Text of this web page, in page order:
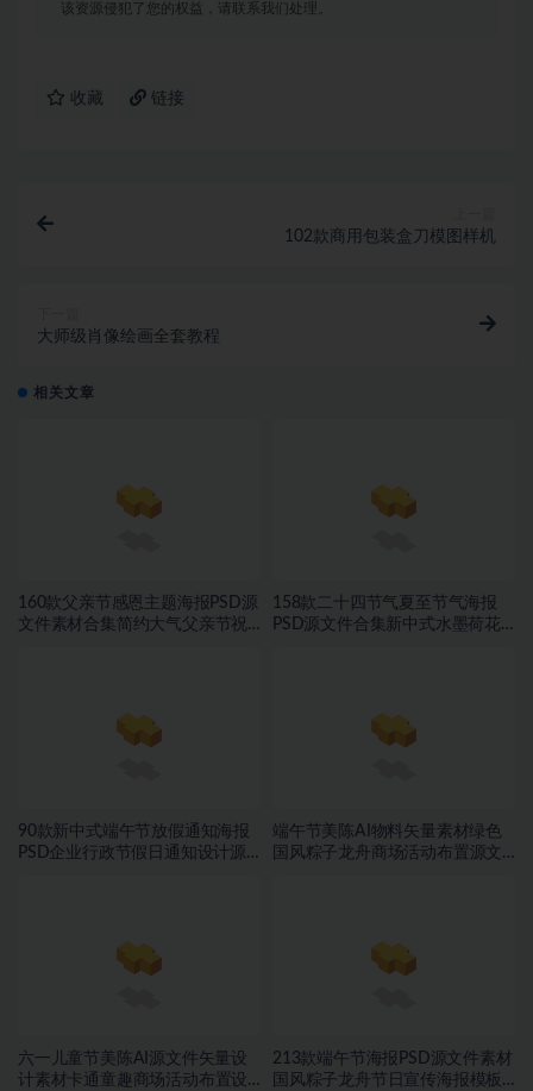
该资源侵犯了您的权益，请联系我们处理。
收藏 链接
102款商用包装盒刀模图样机
大师级肖像绘画全套教程
相关文章
160款父亲节感恩主题海报PSD源
文件素材合集简约大气父亲节祝
158款二十四节气夏至节气海报
PSD源文件合集新中式水墨荷花
90款新中式端午节放假通知海报
PSD企业行政节假日通知设计源
端午节美陈AI物料矢量素材绿色
国风粽子龙舟商场活动布置源文
六一儿童节美陈AI源文件矢量设
计素材卡通童趣商场活动布置设
213款端午节海报PSD源文件素材
国风粽子龙舟节日宣传海报模板